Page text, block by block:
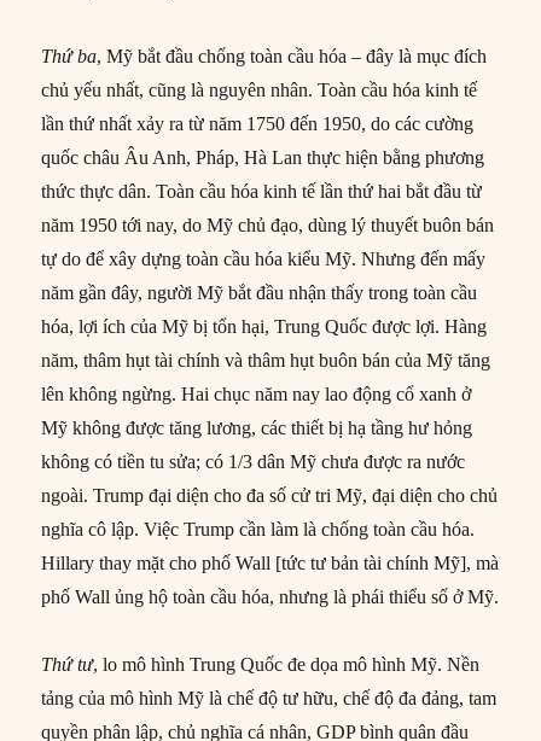
Thứ ba, Mỹ bắt đầu chống toàn cầu hóa – đây là mục đích
chủ yếu nhất, cũng là nguyên nhân. Toàn cầu hóa kinh tế
lần thứ nhất xảy ra từ năm 1750 đến 1950, do các cường
quốc châu Âu Anh, Pháp, Hà Lan thực hiện bằng phương
thức thực dân. Toàn cầu hóa kinh tế lần thứ hai bắt đầu từ
năm 1950 tới nay, do Mỹ chủ đạo, dùng lý thuyết buôn bán
tự do để xây dựng toàn cầu hóa kiểu Mỹ. Nhưng đến mấy
năm gần đây, người Mỹ bắt đầu nhận thấy trong toàn cầu
hóa, lợi ích của Mỹ bị tổn hại, Trung Quốc được lợi. Hàng
năm, thâm hụt tài chính và thâm hụt buôn bán của Mỹ tăng
lên không ngừng. Hai chục năm nay lao động cổ xanh ở
Mỹ không được tăng lương, các thiết bị hạ tầng hư hỏng
không có tiền tu sửa; có 1/3 dân Mỹ chưa được ra nước
ngoài. Trump đại diện cho đa số cử tri Mỹ, đại diện cho chủ
nghĩa cô lập. Việc Trump cần làm là chống toàn cầu hóa.
Hillary thay mặt cho phố Wall [tức tư bản tài chính Mỹ], mà
phố Wall ủng hộ toàn cầu hóa, nhưng là phái thiểu số ở Mỹ.
Thứ tư, lo mô hình Trung Quốc đe dọa mô hình Mỹ. Nền
tảng của mô hình Mỹ là chế độ tư hữu, chế độ đa đảng, tam
quyền phân lập, chủ nghĩa cá nhân, GDP bình quân đầu